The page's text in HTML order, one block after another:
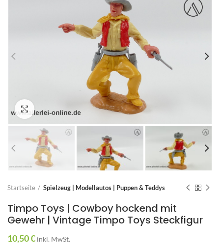
Zum Vergrößern anklicken
Startseite Spielzeug | Modellautos | Puppen & Teddys
Timpo Toys | Cowboy hockend mit
Gewehr | Vintage Timpo Toys Steckfigur
10,50€ inkl. MwSt.